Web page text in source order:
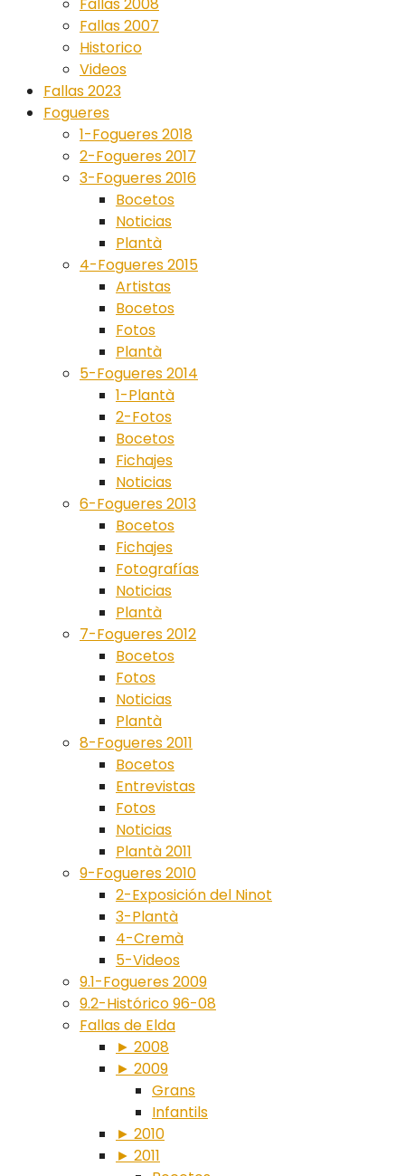
Fallas 2007
Historico
Videos
Fallas 2023
Fogueres
1-Fogueres 2018
2-Fogueres 2017
3-Fogueres 2016
Bocetos
Noticias
Plantà
4-Fogueres 2015
Artistas
Bocetos
Fotos
Plantà
5-Fogueres 2014
1-Plantà
2-Fotos
Bocetos
Fichajes
Noticias
6-Fogueres 2013
Bocetos
Fichajes
Fotografías
Noticias
Plantà
7-Fogueres 2012
Bocetos
Fotos
Noticias
Plantà
8-Fogueres 2011
Bocetos
Entrevistas
Fotos
Noticias
Plantà 2011
9-Fogueres 2010
2-Exposición del Ninot
3-Plantà
4-Cremà
5-Videos
9.1-Fogueres 2009
9.2-Histórico 96-08
Fallas de Elda
► 2008
► 2009
Grans
Infantils
► 2010
► 2011